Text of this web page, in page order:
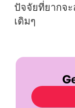
ปัจจัยที่ยากจ
เดิมๆ